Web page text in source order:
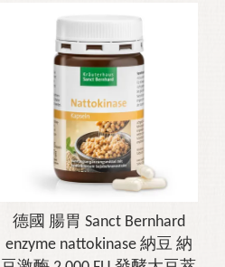
德國 腸胃 Sanct Bernhard
enzyme nattokinase 納豆 納